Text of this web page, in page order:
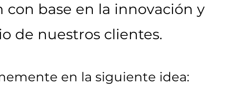
con base en la innovación y
de nuestros clientes.
en la siguiente idea: